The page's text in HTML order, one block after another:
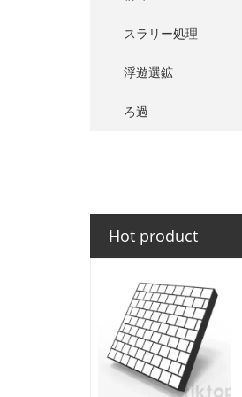
スラリー処理
浮遊選鉱
ろ過
Hot product